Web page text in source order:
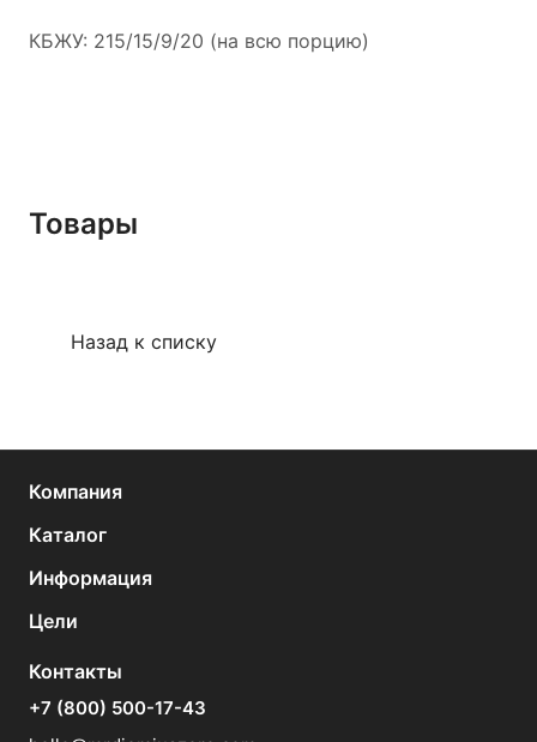
КБЖУ: 215/15/9/20 (на всю порцию)
Товары
Назад к списку
Компания
Каталог
Информация
Цели
Контакты
+7 (800) 500-17-43